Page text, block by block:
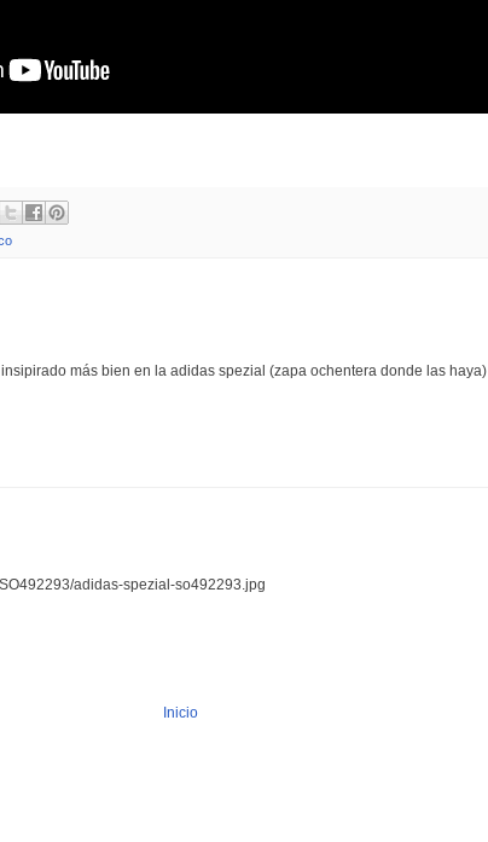
más bien en la adidas spezial (zapa ochentera donde las haya)
adidas-spezial-so492293.jpg
Inicio